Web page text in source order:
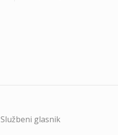
Službeni glasnik